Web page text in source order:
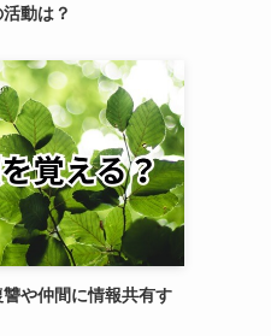
動は？
や仲間に情報共有す